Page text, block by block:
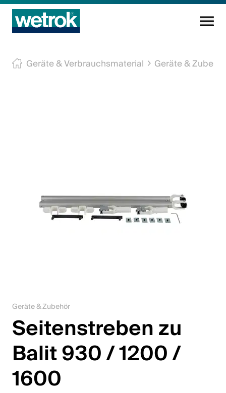
Reinigungsprodukte
Unternehmen
Webshop
Deutsch (Schweiz)
Bitte wähle ein Land und eine Sprache
Geräte & Verbrauchsmaterial Geräte & Zubehör
Geräte & Zubehör
Seitenstreben zu
Balit 930 / 1200 /
1600